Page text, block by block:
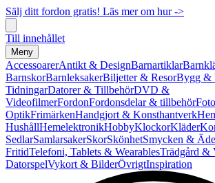
Sälj ditt fordon gratis! Läs mer om hur ->
Till innehållet
Meny
AccessoarerAntikt & DesignBarnartiklar
BarnskorBarnleksakerBiljetter & ResorBygg &
TidningarDatorer & TillbehörDVD &
VideofilmerFordonFordonsdelar & tillbehör
OptikFrimärkenHandgjort & Konsthantverk
HushållHemelektronikHobbyKlockorKläder
SedlarSamlarsakerSkorSkönhetSmycken &
FritidTelefoni, Tablets & WearablesTrädgård &
DatorspelVykort & BilderÖvrigtInspiration